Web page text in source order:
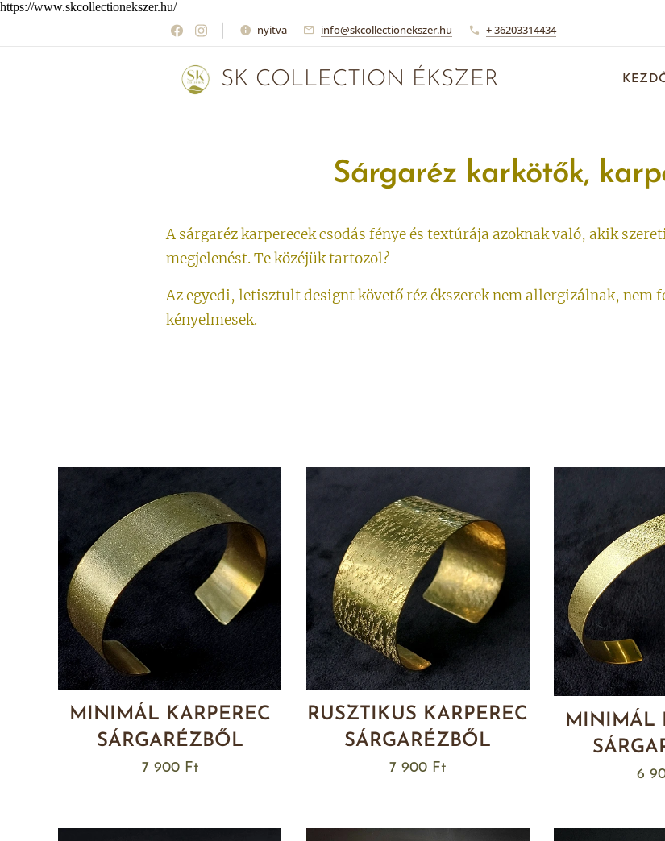
https://www.skcollectionekszer.hu/
nyitva info@skcollectionekszer.hu + 36203314434
SK COLLECTION ÉKSZER
Sárgaréz karkötők,
A sárgaréz karperecek csodás fénye és textúrája azoknak való, akik
megjelenést. Te közéjük tartozol?
Az egyedi, letisztult designt követő réz ékszerek nem allergizálnak, nem
kényelmesek.
MINIMÁL KARPEREC
SÁRGARÉZBŐL
7 900Ft
RUSZTIKUS KARPEREC
SÁRGARÉZBŐL
7 900 Ft
MINIMÁL
6